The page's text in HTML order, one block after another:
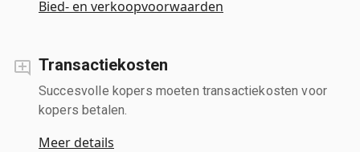
Bied- en verkoopvoorwaarden
Transactiekosten
Succesvolle kopers moeten transactiekosten voor
kopers betalen.
Meer details